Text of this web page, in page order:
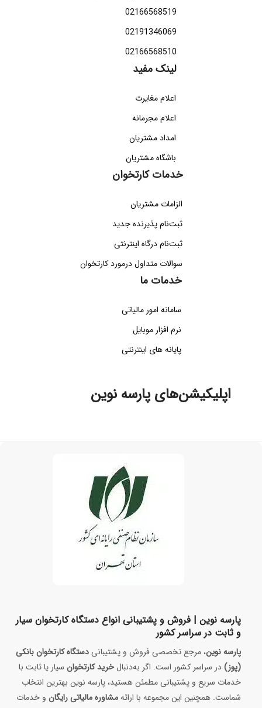
02166568519
02191346069
02166568510
لینک مفید
اعلام مغایرت
اعلام مجرمانه
امداد مشتریان
باشگاه مشتریان
خدمات کارتخوان
الزامات مشتریان
ثبت‌نام پذیرنده جدید
ثبت‌نام درگاه اینترنتی
سوالات متداول درمورد کارتخوان
خدمات ما
سامانه امور مالیاتی
نرم افزار موبایل
پایانه های اینترنتی
اپلیکیشن‌های پارسه نوین
پارسه نوین | فروش و پشتیبانی انواع دستگاه کارتخوان سیار
و ثابت در سراسر کشور
پارسه نوین، مرجع تخصصی فروش و پشتیبانیدستگاه کارتخوان بانکی
(پوز)در سراسر کشور است. اگر به‌دنبالخرید کارتخوان سیار یا ثابت با
خدمات سریع و پشتیبانی مطمئن هستید، پارسه نوین بهترین انتخاب
شماست. همچنین این مجموعه با ارائهمشاوره مالیاتی رایگان و خدمات